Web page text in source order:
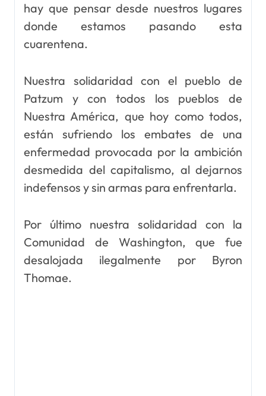
hay que pensar desde nuestros lugares
donde estamos pasando esta
cuarentena.
Nuestra solidaridad con el pueblo de
Patzum y con todos los pueblos de
Nuestra América, que hoy como todos,
están sufriendo los embates de una
enfermedad provocada por la ambición
desmedida del capitalismo, al dejarnos
indefensos y sin armas para enfrentarla.
Por último nuestra solidaridad con la
Comunidad de Washington, que fue
desalojada ilegalmente por Byron
Thomae.